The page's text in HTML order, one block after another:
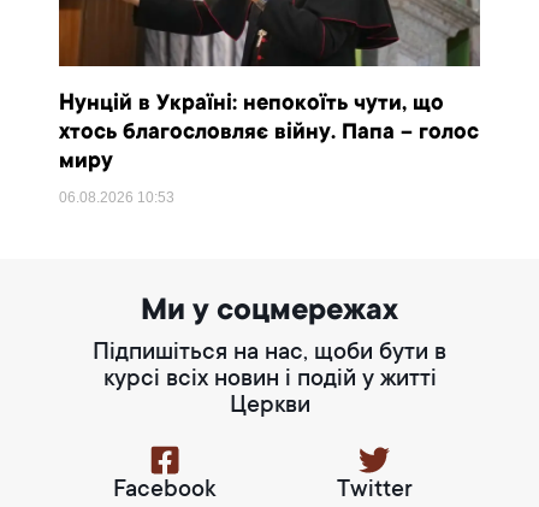
Нунцій в Україні: непокоїть чути, що
хтось благословляє війну. Папа – голос
миру
06.08.2026 10:53
Ми у соцмережах
Підпишіться на нас, щоби бути в
курсі всіх новин і подій у житті
Церкви
Facebook Twitter